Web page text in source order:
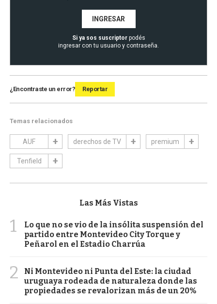
INGRESAR
Si ya sos suscriptorpodés
ingresar con tu usuario y contraseña.
¿Encontraste un error? Reportar
Temas relacionados
AUF derechos de TV premium
Tenfield
Las Más Vistas
1
Lo que no se vio de la insólita suspensión del
partido entre Montevideo City Torque y
Peñarol en el Estadio Charrúa
2
Ni Montevideo ni Punta del Este: la ciudad
uruguaya rodeada de naturaleza donde las
propiedades se revalorizan más de un 20%